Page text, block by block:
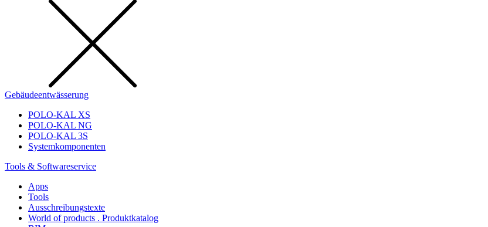
Gebäudeentwässerung
POLO-KAL XS
POLO-KAL NG
POLO-KAL 3S
Systemkomponenten
Tools & Softwareservice
Apps
Tools
Ausschreibungstexte
World of products . Produktkatalog